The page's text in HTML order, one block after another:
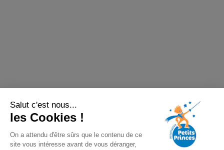
Salut c'est nous...
les Cookies !
On a attendu d'être sûrs que le contenu de ce
site vous intéresse avant de vous déranger,